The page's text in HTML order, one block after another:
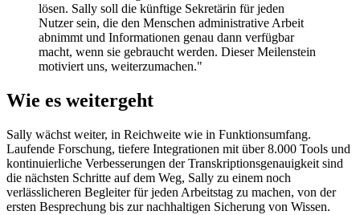
lösen. Sally soll die künftige Sekretärin für jeden
Nutzer sein, die den Menschen administrative Arbeit
abnimmt und Informationen genau dann verfügbar
macht, wenn sie gebraucht werden. Dieser Meilenstein
motiviert uns, weiterzumachen."
Wie es weitergeht
Sally wächst weiter, in Reichweite wie in Funktionsumfang.
Laufende Forschung, tiefere Integrationen mit über 8.000 Tools und
kontinuierliche Verbesserungen der Transkriptionsgenauigkeit sind
die nächsten Schritte auf dem Weg, Sally zu einem noch
verlässlicheren Begleiter für jeden Arbeitstag zu machen, von der
ersten Besprechung bis zur nachhaltigen Sicherung von Wissen.